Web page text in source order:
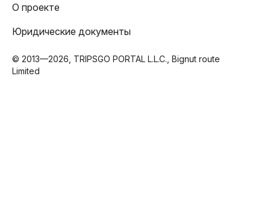
О проекте
Юридические документы
© 2013—2026, TRIPSGO PORTAL L.L.C., Bignut route
Limited